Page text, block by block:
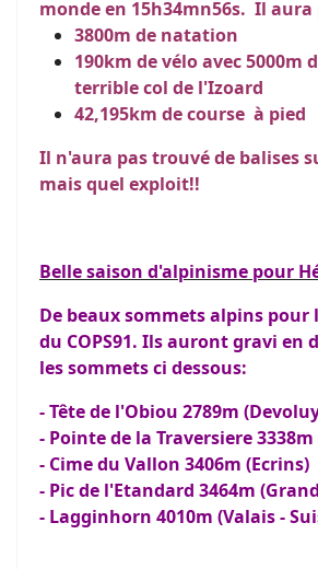
monde en 15h34mn56s. Il
3800m de natation
190km de vélo avec 5000m
terrible col de l'Izoard
42,195km de course à pied
Il n'aura pas trouvé de balises
mais quel exploit!!
Belle saison d'alpinisme pour
De beaux sommets alpins pour
du COPS91. Ils auront gravi en
les sommets ci dessous:
- Tête de l'Obiou 2789m
- Pointe de la Traversiere
- Cime du Vallon 3406m (Ecrins)
- Pic de l'Etandard 3464m
- Lagginhorn 4010m (Valais -